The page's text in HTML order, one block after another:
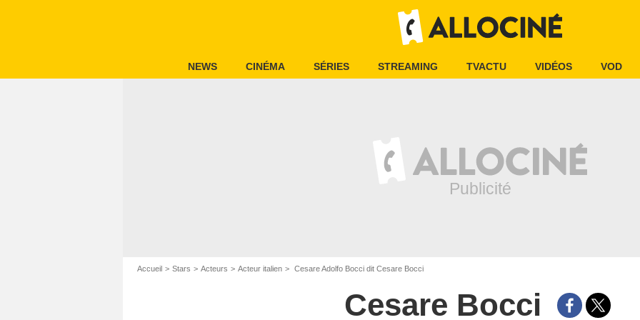
NEWS CINÉMA SÉRIES STREAMING TVACTU VIDÉOS VOD
Accueil Stars Acteurs Acteur italien Cesare Adolfo Bocci dit Cesare Bocci
Cesare Bocci